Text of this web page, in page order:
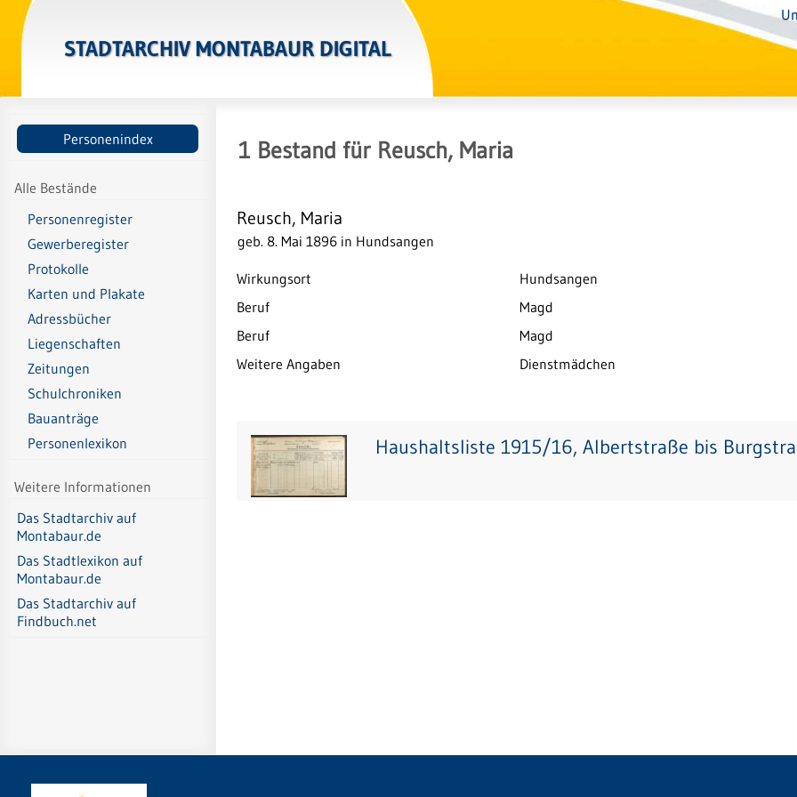
STADTARCHIV MONTABAUR DIGITAL
Personenindex
Alle Bestände
Personenregister
Gewerberegister
Protokolle
Karten und Plakate
Adressbücher
Liegenschaften
Zeitungen
Schulchroniken
Bauanträge
Personenlexikon
Weitere Informationen
Das Stadtarchiv auf
Montabaur.de
Das Stadtlexikon auf
Montabaur.de
Das Stadtarchiv auf
Findbuch.net
1 Bestand für Reusch, Maria
Reusch, Maria
geb. 8. Mai 1896 in Hundsangen
Wirkungsort
Hundsangen
Beruf
Magd
Beruf
Magd
Weitere Angaben
Dienstmädchen
Haushaltsliste 1915/16, Albertstraße bis